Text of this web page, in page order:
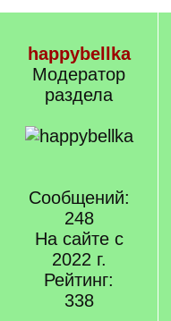
happybellka
Модератор
раздела
Сообщений:
248
На сайте с
2022 г.
Рейтинг:
338